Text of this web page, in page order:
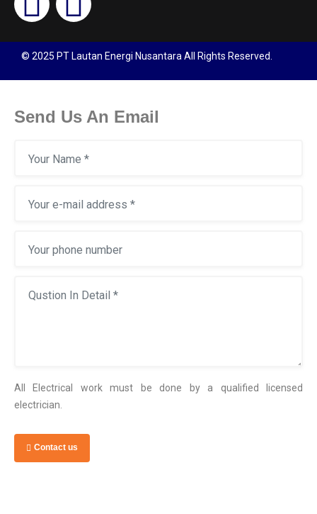
© 2025 PT Lautan Energi Nusantara All Rights Reserved.
Send Us An Email
All Electrical work must be done by a qualified licensed
electrician.
Contact us